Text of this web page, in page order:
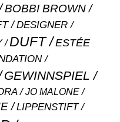
BOBBI BROWN
DESIGNER
DUFT
ESTÉE
GEWINNSPIEL
JO MALONE
LIPPENSTIFT